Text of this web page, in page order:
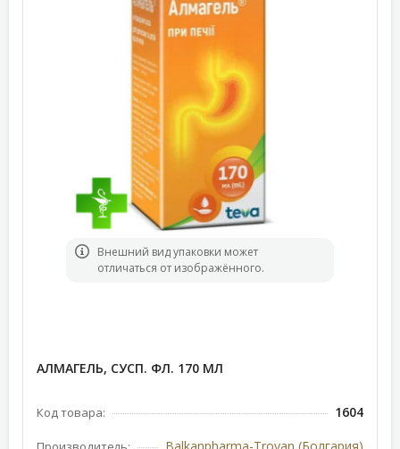
Bнешний вид упаковки может
отличаться от изображённого.
АЛМАГЕЛЬ, СУСП. ФЛ. 170 МЛ
Код товара: 1604